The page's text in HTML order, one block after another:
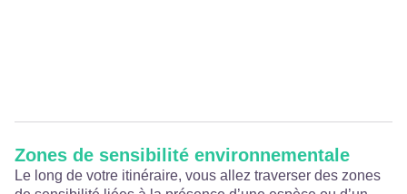
Zones de sensibilité environnementale
Le long de votre itinéraire, vous allez traverser des zones